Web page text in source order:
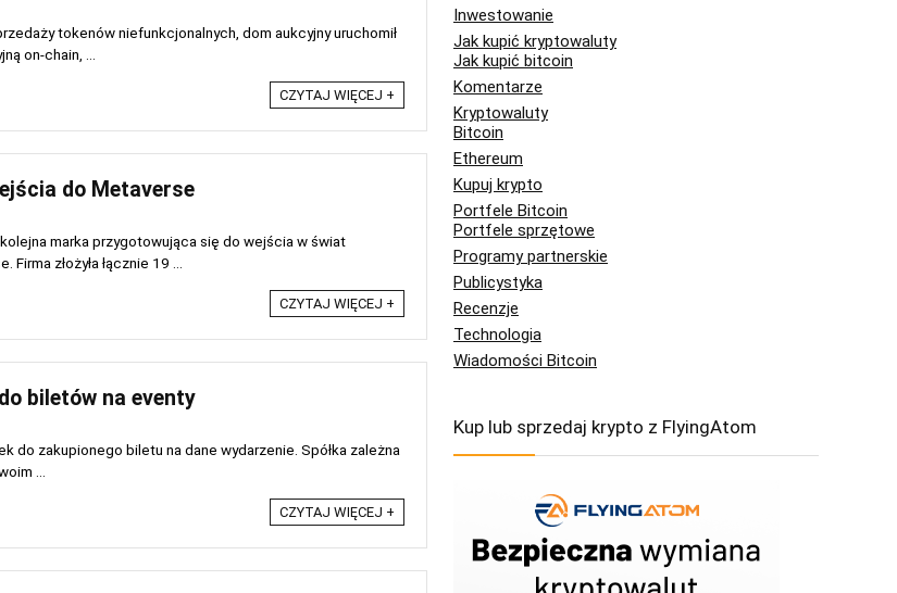
tokenów niefunkcjonalnych, dom aukcyjny uruchomił
on-chain, ...
CZYTAJ WIĘCEJ +
do Metaverse
marka przygotowująca się do wejścia w świat
złożyła łącznie 19 ...
CZYTAJ WIĘCEJ +
biletów na eventy
do zakupionego biletu na dane wydarzenie. Spółka zależna
...
CZYTAJ WIĘCEJ +
Inwestowanie
Jak kupić kryptowaluty
Jak kupić bitcoin
Komentarze
Kryptowaluty
Bitcoin
Ethereum
Kupuj krypto
Portfele Bitcoin
Portfele sprzętowe
Programy partnerskie
Publicystyka
Recenzje
Technologia
Wiadomości Bitcoin
Kup lub sprzedaj krypto z FlyingAtom